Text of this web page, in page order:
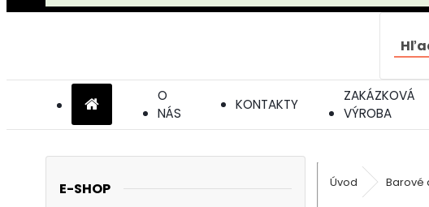
O
NÁS
KONTAKTY
ZAKÁZKOVÁ
VÝROBA
E-SHOP Úvod Barové